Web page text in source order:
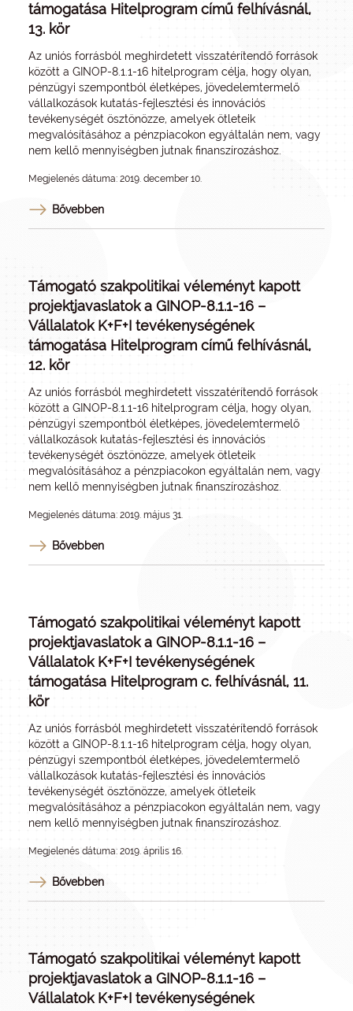
támogatása Hitelprogram című felhívásnál,
13. kör
Az uniós forrásból meghirdetett visszatérítendő források
között a GINOP-8.1.1-16 hitelprogram célja, hogy olyan,
pénzügyi szempontból életképes, jövedelemtermelő
vállalkozások kutatás-fejlesztési és innovációs
tevékenységét ösztönözze, amelyek ötleteik
megvalósításához a pénzpiacokon egyáltalán nem, vagy
nem kellő mennyiségben jutnak finanszírozáshoz.
Megjelenés dátuma: 2019. december 10.
Bővebben
Támogató szakpolitikai véleményt kapott
projektjavaslatok a GINOP-8.1.1-16 –
Vállalatok K+F+I tevékenységének
támogatása Hitelprogram című felhívásnál,
12. kör
Az uniós forrásból meghirdetett visszatérítendő források
között a GINOP-8.1.1-16 hitelprogram célja, hogy olyan,
pénzügyi szempontból életképes, jövedelemtermelő
vállalkozások kutatás-fejlesztési és innovációs
tevékenységét ösztönözze, amelyek ötleteik
megvalósításához a pénzpiacokon egyáltalán nem, vagy
nem kellő mennyiségben jutnak finanszírozáshoz.
Megjelenés dátuma: 2019. május 31.
Bővebben
Támogató szakpolitikai véleményt kapott
projektjavaslatok a GINOP-8.1.1-16 –
Vállalatok K+F+I tevékenységének
támogatása Hitelprogram c. felhívásnál, 11.
kör
Az uniós forrásból meghirdetett visszatérítendő források
között a GINOP-8.1.1-16 hitelprogram célja, hogy olyan,
pénzügyi szempontból életképes, jövedelemtermelő
vállalkozások kutatás-fejlesztési és innovációs
tevékenységét ösztönözze, amelyek ötleteik
megvalósításához a pénzpiacokon egyáltalán nem, vagy
nem kellő mennyiségben jutnak finanszírozáshoz.
Megjelenés dátuma: 2019. április 16.
Bővebben
Támogató szakpolitikai véleményt kapott
projektjavaslatok a GINOP-8.1.1-16 –
Vállalatok K+F+I tevékenységének